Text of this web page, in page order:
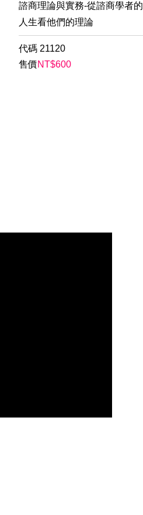
諮商理論與實務-從諮商學者的
人生看他們的理論
代碼 21120
售價NT$600